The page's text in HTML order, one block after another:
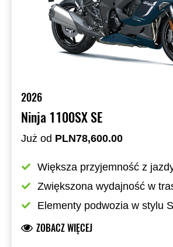
2026
Ninja 1100SX SE
Już od PLN78,600.00
Większa przyjemność z
Zwiększona wydajność w
Elementy podwozia w stylu
ZOBACZ WIĘCEJ